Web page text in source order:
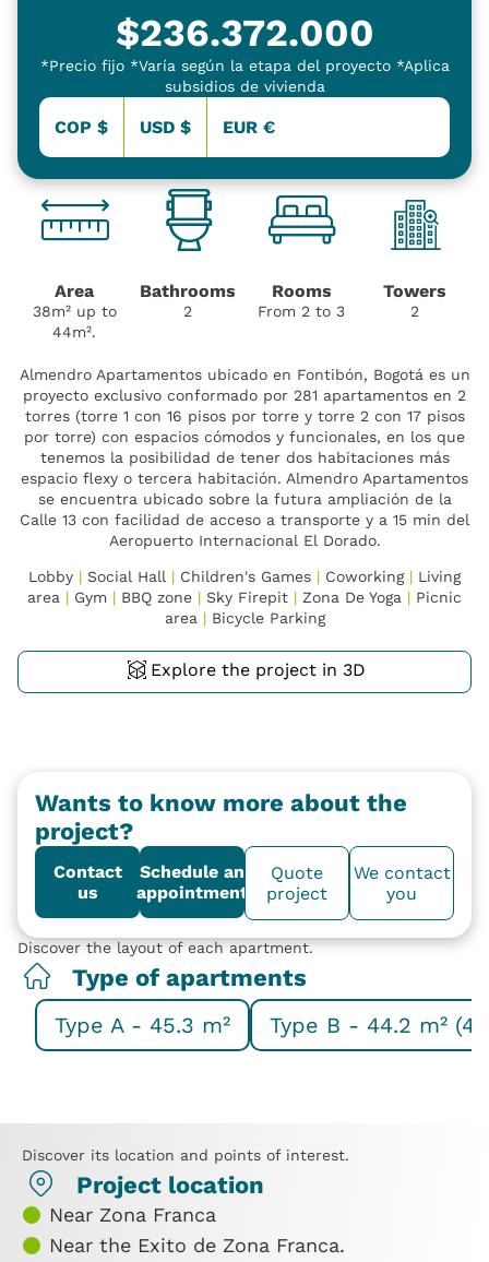
$236.372.000
*Precio fijo *Varía según la etapa del proyecto *Aplica
subsidios de vivienda
COP $ USD $ EUR €
Area
38m² up to
44m².
Bathrooms
2
Rooms
From 2 to 3
Towers
2
Almendro Apartamentos ubicado en Fontibón, Bogotá es un
proyecto exclusivo conformado por 281 apartamentos en 2
torres (torre 1 con 16 pisos por torre y torre 2 con 17 pisos
por torre) con espacios cómodos y funcionales, en los que
tenemos la posibilidad de tener dos habitaciones más
espacio flexy o tercera habitación. Almendro Apartamentos
se encuentra ubicado sobre la futura ampliación de la
Calle 13 con facilidad de acceso a transporte y a 15 min del
Aeropuerto Internacional El Dorado.
Lobby | Social Hall | Children's Games | Coworking | Living
area | Gym | BBQ zone | Sky Firepit | Zona De Yoga | Picnic
area |Bicycle Parking
Explore the project in 3D
Wants to know more about the
project?
Contact
us
Schedule an
appointment
Quote
project
We contact
you
Discover the layout of each apartment.
Type of apartments
Type A - 45.3 m² Type B - 44.2 m²
Discover its location and points of interest.
Project location
Near Zona Franca
Near the Exito de Zona Franca.